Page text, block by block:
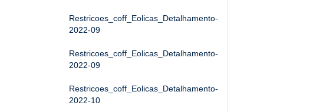
Restricoes_coff_Eolicas_Detalhamento-
2022-09
Restricoes_coff_Eolicas_Detalhamento-
2022-09
Restricoes_coff_Eolicas_Detalhamento-
2022-10